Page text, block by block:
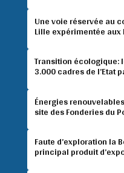
Une voie réservée au
Lille expérimentée
Transition écologique:
3.000 cadres de l’Etat
Énergies
site des Fonderies du
Faute d’exploration la
principal produit